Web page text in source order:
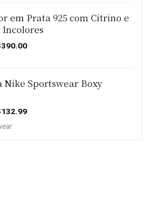
em Prata 925 com Citrino e
Incolores
390.00O
R$390.00.
Nike Sportswear Boxy
132.99O